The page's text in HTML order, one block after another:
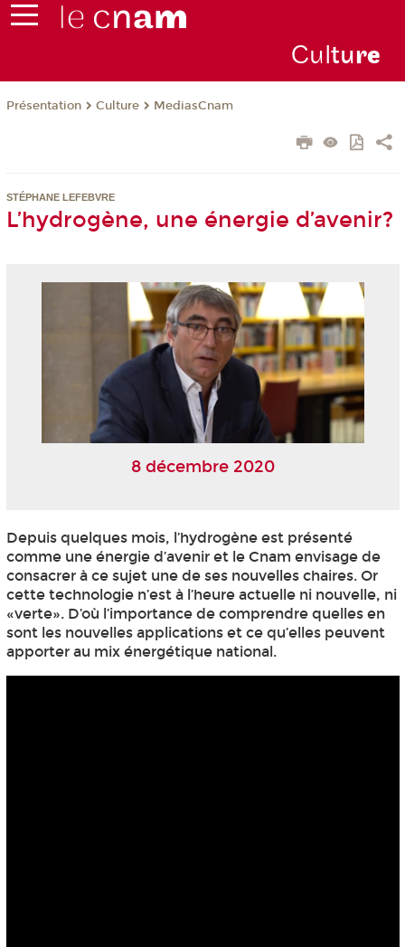
Culture
Présentation Culture MediasCnam
STÉPHANE LEFEBVRE
L’hydrogène, une énergie d’avenir?
8 décembre 2020
Depuis quelques mois, l’hydrogène est présenté
comme une énergie d’avenir et le Cnam envisage de
consacrer à ce sujet une de ses nouvelles chaires. Or
cette technologie n’est à l’heure actuelle ni nouvelle, ni
«verte». D’où l’importance de comprendre quelles en
sont les nouvelles applications et ce qu’elles peuvent
apporter au mix énergétique national.